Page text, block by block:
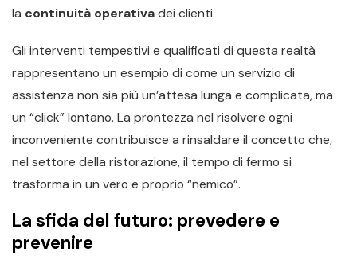
la continuità operativadei clienti.
Gli interventi tempestivi e qualificati di questa realtà
rappresentano un esempio di come un servizio di
assistenza non sia più un’attesa lunga e complicata, ma
un “click” lontano. La prontezza nel risolvere ogni
inconveniente contribuisce a rinsaldare il concetto che,
nel settore della ristorazione, il tempo di fermo si
trasforma in un vero e proprio “nemico”.
La sfida del futuro: prevedere e
prevenire